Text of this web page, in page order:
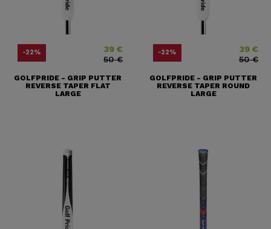
-22% Price39 €
Regular price
50 €
GOLFPRIDE - GRIP PUTTER
REVERSE TAPER FLAT
LARGE
-22% Price39 €
Regular
50 €
GOLFPRIDE - GRIP PUTTER
REVERSE TAPER ROUND
LARGE